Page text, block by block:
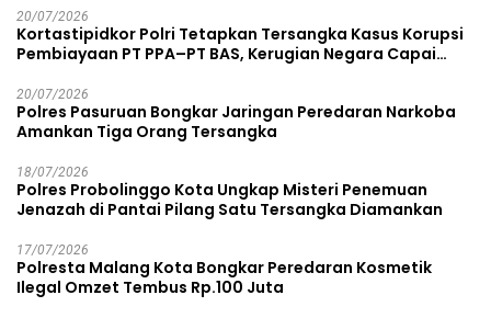
20/07/2026
Kortastipidkor Polri Tetapkan Tersangka Kasus Korupsi
Pembiayaan PT PPA–PT BAS, Kerugian Negara Capai
20/07/2026
Polres Pasuruan Bongkar Jaringan Peredaran Narkoba
Amankan Tiga Orang Tersangka
18/07/2026
Polres Probolinggo Kota Ungkap Misteri Penemuan
Jenazah di Pantai Pilang Satu Tersangka Diamankan
17/07/2026
Polresta Malang Kota Bongkar Peredaran Kosmetik
Ilegal Omzet Tembus Rp.100 Juta